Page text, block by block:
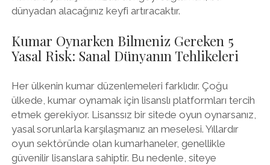
dünyadan alacağınız keyfi artıracaktır.
Kumar Oynarken Bilmeniz Gereken 5
Yasal Risk: Sanal Dünyanın Tehlikeleri
Her ülkenin kumar düzenlemeleri farklıdır. Çoğu
ülkede, kumar oynamak için lisanslı platformları tercih
etmek gerekiyor. Lisanssız bir sitede oyun oynarsanız,
yasal sorunlarla karşılaşmanız an meselesi. Yıllardır
oyun sektöründe olan kumarhaneler, genellikle
güvenilir lisanslara sahiptir. Bu nedenle, siteye